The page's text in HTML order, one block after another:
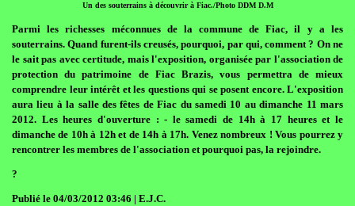
Un des souterrains à découvrir à Fiac./Photo DDM D.M
Parmi les richesses méconnues de la commune de Fiac, il y a les
souterrains. Quand furent-ils creusés, pourquoi, par qui, comment ? On ne
le sait pas avec certitude, mais l'exposition, organisée par l'association de
protection du patrimoine de Fiac Brazis, vous permettra de mieux
comprendre leur intérêt et les questions qui se posent encore. L'exposition
aura lieu à la salle des fêtes de Fiac du samedi 10 au dimanche 11 mars
2012. Les heures d'ouverture : - le samedi de 14h à 17 heures et le
dimanche de 10h à 12h et de 14h à 17h. Venez nombreux ! Vous pourrez y
rencontrer les membres de l'association et pourquoi pas, la rejoindre.
?
Publié le 04/03/2012 03:46 | E.J.C.